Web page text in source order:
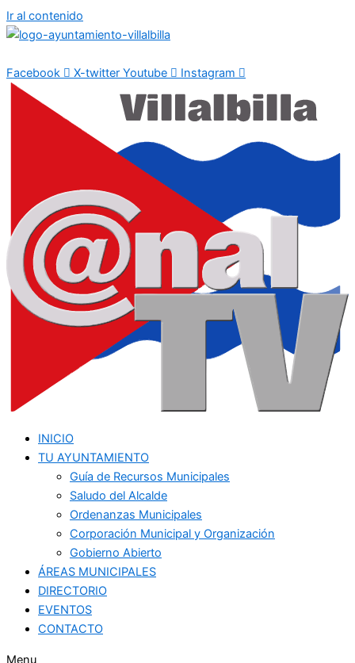
Ir al contenido
Facebook X-twitter Youtube Instagram
INICIO
TU AYUNTAMIENTO
Guía de Recursos Municipales
Saludo del Alcalde
Ordenanzas Municipales
Corporación Municipal y Organización
Gobierno Abierto
ÁREAS MUNICIPALES
DIRECTORIO
EVENTOS
CONTACTO
Menu